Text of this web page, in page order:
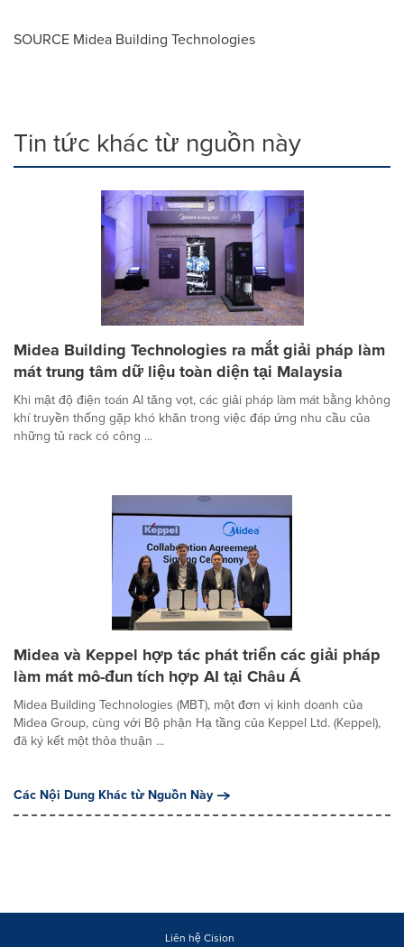
SOURCE Midea Building Technologies
Tin tức khác từ nguồn này
Midea Building Technologies ra mắt giải pháp làm
mát trung tâm dữ liệu toàn diện tại Malaysia
Khi mật độ điện toán AI tăng vọt, các giải pháp làm mát bằng không
khí truyền thống gặp khó khăn trong việc đáp ứng nhu cầu của
những tủ rack có công ...
Midea và Keppel hợp tác phát triển các giải pháp
làm mát mô-đun tích hợp AI tại Châu Á
Midea Building Technologies (MBT), một đơn vị kinh doanh của
Midea Group, cùng với Bộ phận Hạ tầng của Keppel Ltd. (Keppel),
đã ký kết một thỏa thuận ...
Các Nội Dung Khác từ Nguồn Này
Liên hệ Cision